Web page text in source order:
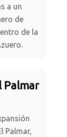
a un
de
de la
Palmar
Palmar,